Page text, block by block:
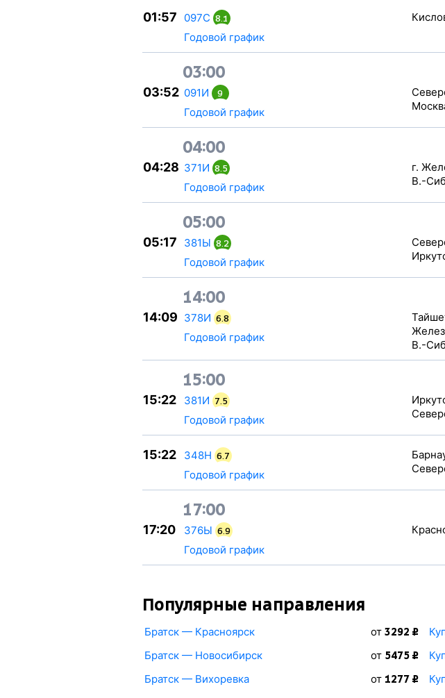
01:57 097С 8.1
Годовой график
03:00
03:52 091И 9
Годовой график
04:00
04:28 371И 8.5
г.
В.-
Годовой график
05:00
05:17 381Ы 8.2
Годовой график
14:00
14:09 378И 6.8
В.-
Годовой график
15:00
15:22 381И 7.5
Годовой график
15:22 348Н 6.7
Годовой график
17:00
17:20 376Ы 6.9
Годовой график
Популярные направления
Братск — Красноярск от3292 ₽
Братск — Новосибирск
от 5475 ₽
Братск — Вихоревка
от 1277 ₽